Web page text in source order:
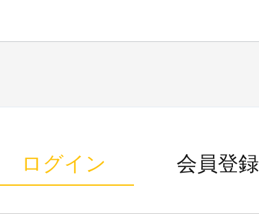
ログイン 会員登録